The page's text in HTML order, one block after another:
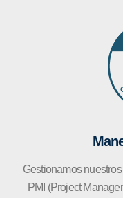
Gestionamos
PMI (Project